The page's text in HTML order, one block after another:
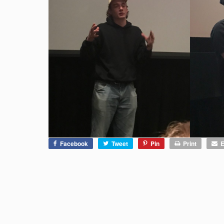
Facebook Tweet Pin Print